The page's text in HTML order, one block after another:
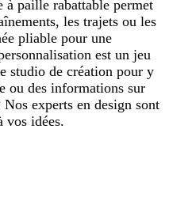
à paille rabattable permet
les trajets ou les
pliable pour une
est un jeu
studio de création pour y
ou des informations sur
experts en design sont
vos idées.